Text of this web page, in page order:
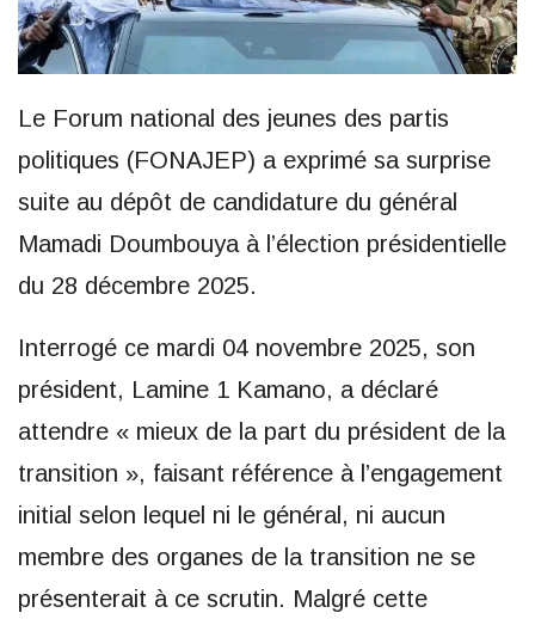
Le Forum national des jeunes des partis
politiques (FONAJEP) a exprimé sa surprise
suite au dépôt de candidature du général
Mamadi Doumbouya à l’élection présidentielle
du 28 décembre 2025.
Interrogé ce mardi 04 novembre 2025, son
président, Lamine 1 Kamano, a déclaré
attendre « mieux de la part du président de la
transition », faisant référence à l’engagement
initial selon lequel ni le général, ni aucun
membre des organes de la transition ne se
présenterait à ce scrutin. Malgré cette